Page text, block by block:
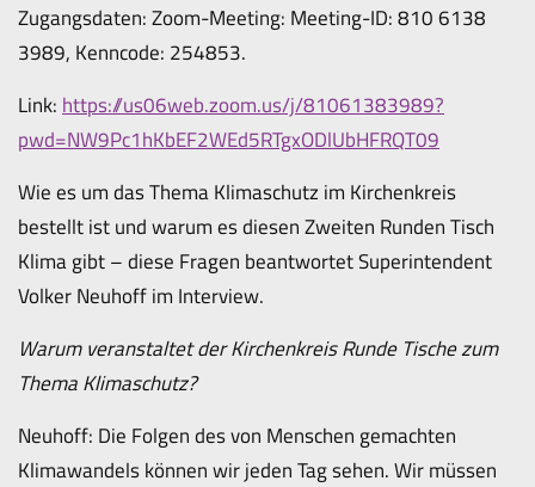
Zugangsdaten: Zoom-Meeting: Meeting-ID: 810 6138
3989, Kenncode: 254853.
Link: https://us06web.zoom.us/j/81061383989?
pwd=NW9Pc1hKbEF2WEd5RTgxODlUbHFRQT09
Wie es um das Thema Klimaschutz im Kirchenkreis
bestellt ist und warum es diesen Zweiten Runden Tisch
Klima gibt – diese Fragen beantwortet Superintendent
Volker Neuhoff im Interview.
Warum veranstaltet der Kirchenkreis Runde Tische zum
Thema Klimaschutz?
Neuhoff: Die Folgen des von Menschen gemachten
Klimawandels können wir jeden Tag sehen. Wir müssen